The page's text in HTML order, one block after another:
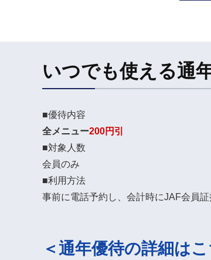
いつでも使える通
■優待内容
全メニュー200円引
■対象人数
会員のみ
■利用方法
事前に電話予約し、会計時にJAF会員
＜通年優待の詳細は